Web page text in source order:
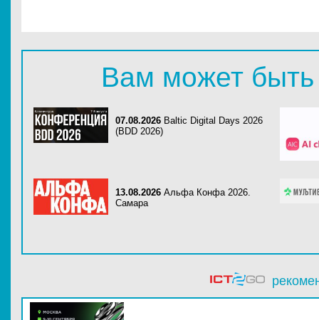
Вам может быть
07.08.2026 Baltic Digital Days 2026
(BDD 2026)
13.08.2026 Альфа Конфа 2026.
Самара